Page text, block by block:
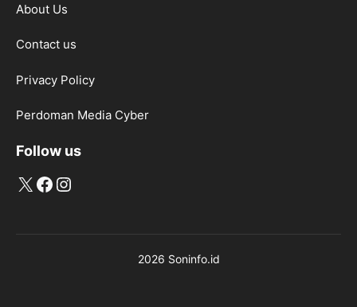
About Us
Contact us
Privacy Policy
Perdoman Media Cyber
Follow us
X Facebook
Instagram
2026 Soninfo.id